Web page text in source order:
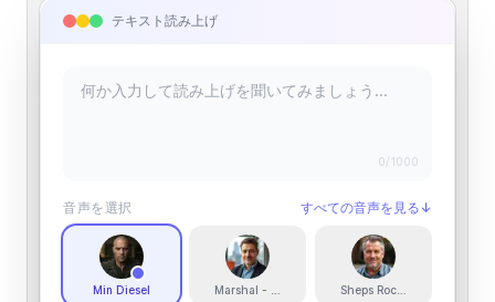
テキスト読み上げ
0/1000
音声を選択 すべての音声を見る ↓
Min Diesel Marshal - New Jersey MaleSheps Rocky